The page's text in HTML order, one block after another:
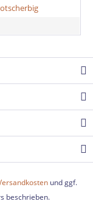
und ggf.
beschrieben.